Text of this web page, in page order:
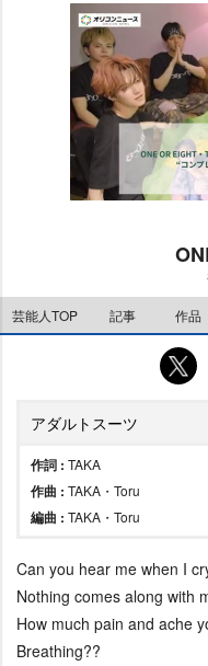
芸能人TOP 記事 作品
アダルトスーツ
作詞 : TAKA
作曲 : TAKA・Toru
編曲 : TAKA・Toru
Can you hear me when I
Nothing comes along with
How much pain and ache
Breathing??